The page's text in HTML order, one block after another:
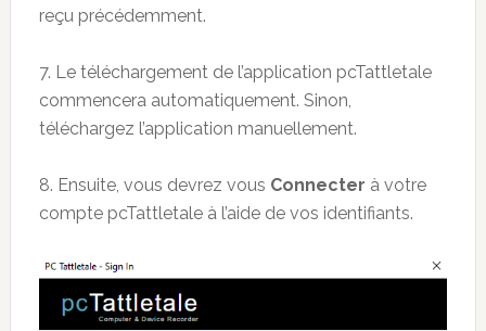
reçu précédemment.
7. Le téléchargement de l’application pcTattletale
commencera automatiquement. Sinon,
téléchargez l’application manuellement.
8. Ensuite, vous devrez vous Connecter à votre
compte pcTattletale à l’aide de vos identifiants.